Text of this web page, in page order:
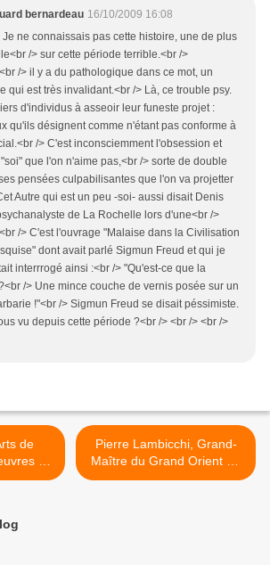
bernardeau 16/10/2009 16:08
Je ne connaissais pas cette histoire, une de plus
/> sur cette période terrible.<br />
/> il y a du pathologique dans ce mot, un
qui est très invalidant.<br /> Là, ce trouble psy.
d'individus à asseoir leur funeste projet :
qu'ils désignent comme n'étant pas conforme à
/> C'est inconsciemment l'obsession et
que l'on n'aime pas,<br /> sorte de double
pensées culpabilisantes que l'on va projetter
Autre qui est un peu -soi- aussi disait Denis
de La Rochelle lors d'une<br />
/> C'est l'ouvrage "Malaise dans la Civilisation
dont avait parlé Sigmun Freud et qui je
interrrogé ainsi :<br /> "Qu'est-ce que la
/> Une mince couche de vernis posée sur un
!"<br /> Sigmun Freud se disait péssimiste.
vu depuis cette période ?<br /> <br /> <br />
de
à
Pierre Lambicchi, Grand-
Maître du Grand Orient de
France, à Metz. >